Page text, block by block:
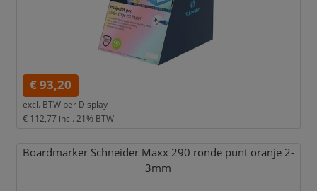
€ 93,20
excl. BTW per Display
€ 112,77 incl. 21% BTW
Boardmarker Schneider Maxx 290 ronde punt oranje 2-
3mm